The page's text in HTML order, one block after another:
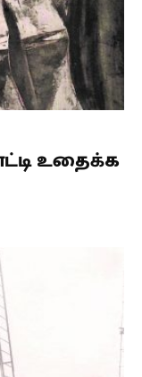
உதைக்க